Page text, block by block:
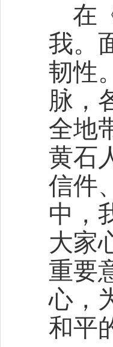
在
我。
韧性
脉，
全地
黄石
信件
中，
大家
重要
心，
和平